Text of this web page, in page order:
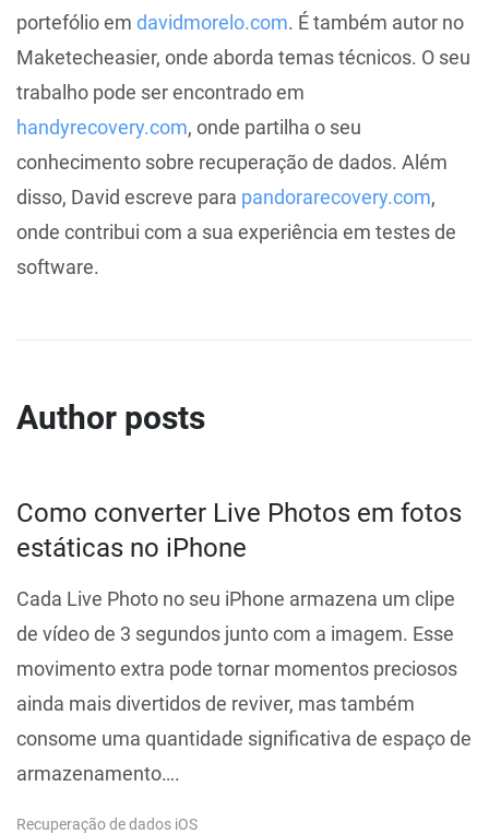
portefólio em davidmorelo.com. É também autor no
Maketecheasier, onde aborda temas técnicos. O seu
trabalho pode ser encontrado em
handyrecovery.com, onde partilha o seu
conhecimento sobre recuperação de dados. Além
disso, David escreve para pandorarecovery.com,
onde contribui com a sua experiência em testes de
software.
Author posts
Como converter Live Photos em fotos
estáticas no iPhone
Cada Live Photo no seu iPhone armazena um clipe
de vídeo de 3 segundos junto com a imagem. Esse
movimento extra pode tornar momentos preciosos
ainda mais divertidos de reviver, mas também
consome uma quantidade significativa de espaço de
armazenamento….
Recuperação de dados iOS